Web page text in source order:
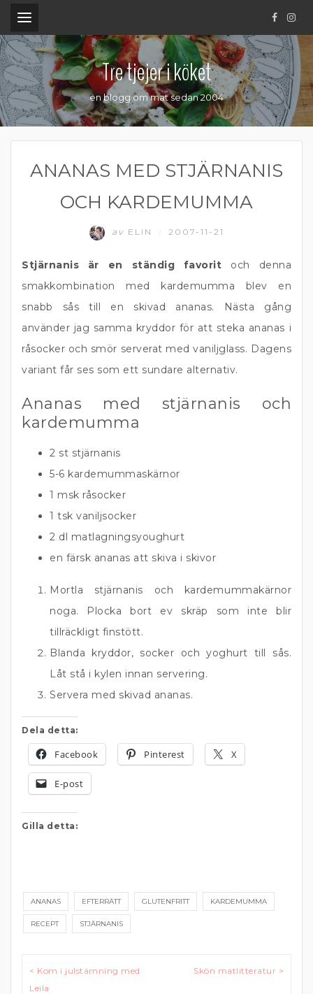
.
Tre tjejer i köket
en blogg om mat sedan 2004
ANANAS MED STJÄRNANIS
OCH KARDEMUMMA
av ELIN 2007-11-21
Stjärnanis är en ständig favorit och denna
smakkombination med kardemumma blev en
snabb sås till en skivad ananas. Nästa gång
använder jag samma kryddor för att steka ananas i
råsocker och smör serverat med vaniljglass. Dagens
variant får ses som ett sundare alternativ.
Ananas med stjärnanis och
kardemumma
2 st stjärnanis
5-6 kardemummaskärnor
1 msk råsocker
1 tsk vaniljsocker
2 dl matlagningsyoughurt
en färsk ananas att skiva i skivor
Mortla stjärnanis och kardemummakärnor
noga. Plocka bort ev skräp som inte blir
tillräckligt finstött.
Blanda kryddor, socker och yoghurt till sås.
Låt stå i kylen innan servering.
Servera med skivad ananas.
Dela detta:
Facebook Pinterest X
E-post
Gilla detta:
ANANAS EFTERRÄTT GLUTENFRITT KARDEMUMMA
RECEPT STJÄRNANIS
Inläggsnavigering
< Kom i julstämning med
Leila
Skön matlitteratur >